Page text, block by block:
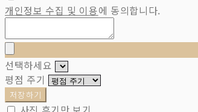
개인정보 수집 및 이용에 동의합니다.
선택하세요
평점 주기
저장하기